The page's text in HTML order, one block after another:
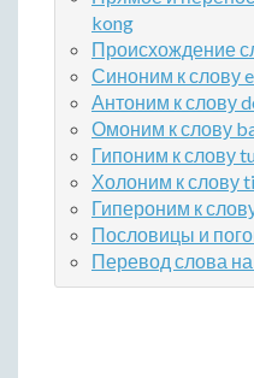
kong
Происхождение
Синоним к слову
Антоним к слову
Омоним к слову
Гипоним к слову
Холоним к слову
Гипероним к
Пословицы и
Перевод слова